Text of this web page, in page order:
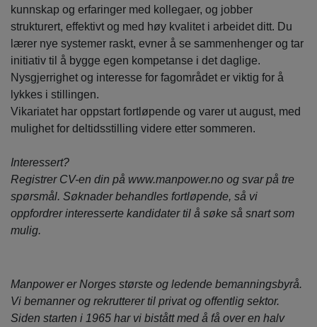
kunnskap og erfaringer med kollegaer, og jobber
strukturert, effektivt og med høy kvalitet i arbeidet ditt. Du
lærer nye systemer raskt, evner å se sammenhenger og tar
initiativ til å bygge egen kompetanse i det daglige.
Nysgjerrighet og interesse for fagområdet er viktig for å
lykkes i stillingen.
Vikariatet har oppstart fortløpende og varer ut august, med
mulighet for deltidsstilling videre etter sommeren.
Interessert?
Registrer CV-en din på www.manpower.no og svar på tre
spørsmål. Søknader behandles fortløpende, så vi
oppfordrer interesserte kandidater til å søke så snart som
mulig.
Manpower er Norges største og ledende bemanningsbyrå.
Vi bemanner og rekrutterer til privat og offentlig sektor.
Siden starten i 1965 har vi bistått med å få over en halv